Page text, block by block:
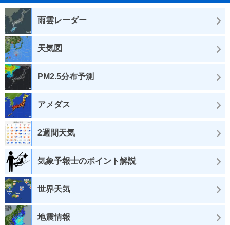
雨雲レーダー
天気図
PM2.5分布予測
アメダス
2週間天気
気象予報士のポイント解説
世界天気
地震情報